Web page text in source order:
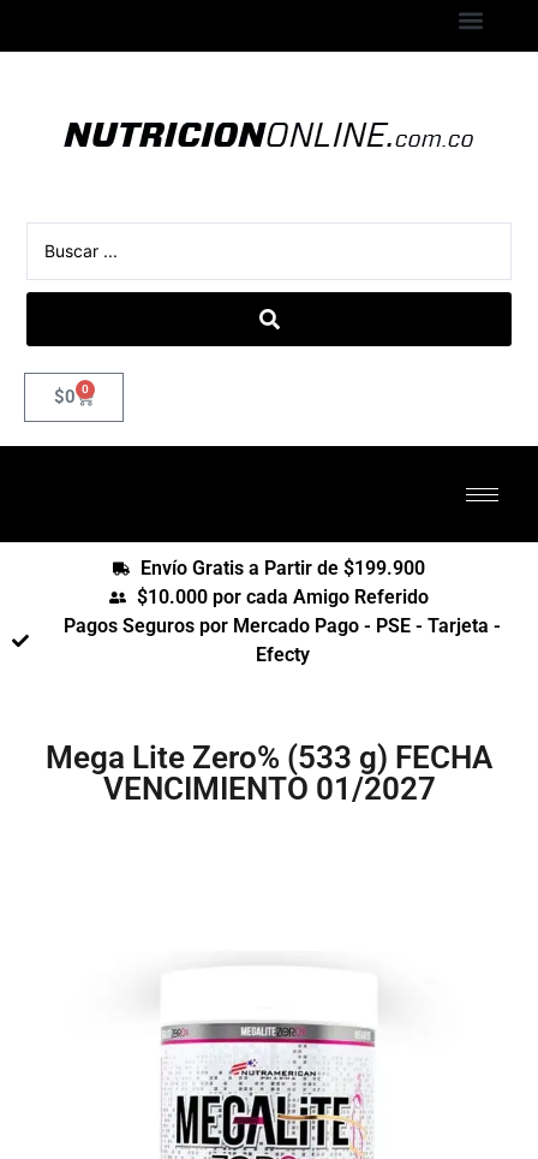
$0 0
Envío Gratis a Partir de $199.900
$10.000 por cada Amigo Referido
Pagos Seguros por Mercado Pago - PSE - Tarjeta -
Efecty
Mega Lite Zero% (533 g) FECHA
VENCIMIENTO 01/2027